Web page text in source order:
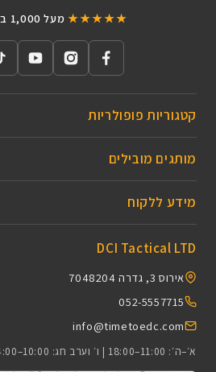
★★★★★ מעל 1,000 ביקורות בגוגל
קטגוריות פופולריות
מותגים מובילים
מידע ללקוח
DCI Tactical LTD
אירוס 3, גדרה 7048204
052-5557715
info@timetoedc.com
א׳–ה׳: 11:00–18:00 | ו׳ וערב חג: 10:00–14:00